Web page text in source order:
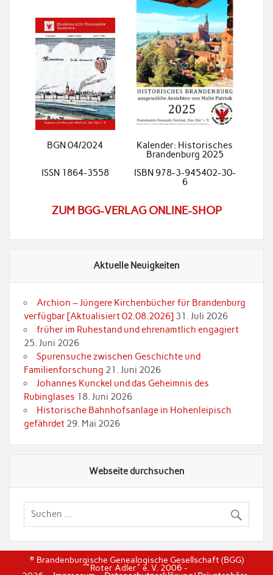
BGN 04/2024
Kalender: Historisches
Brandenburg 2025
ISSN 1864-3558
ISBN 978-3-945402-30-
6
ZUM BGG-VERLAG ONLINE-SHOP
Aktuelle Neuigkeiten
Archion – Jüngere Kirchenbücher für Brandenburg
verfügbar [Aktualisiert 02.08.2026] 31. Juli 2026
früher im Ruhestand und ehrenamtlich engagiert
25. Juni 2026
Spurensuche zwischen Geschichte und
Familienforschung 21. Juni 2026
Johannes Kunckel und das Geheimnis des
Rubinglases 18. Juni 2026
Historische Bahnhofsanlage in Hohenleipisch
gefährdet 29. Mai 2026
Webseite durchsuchen
© Brandenburgische Genealogische Gesellschaft (BGG)
"Roter Adler" e. V. 2006 -